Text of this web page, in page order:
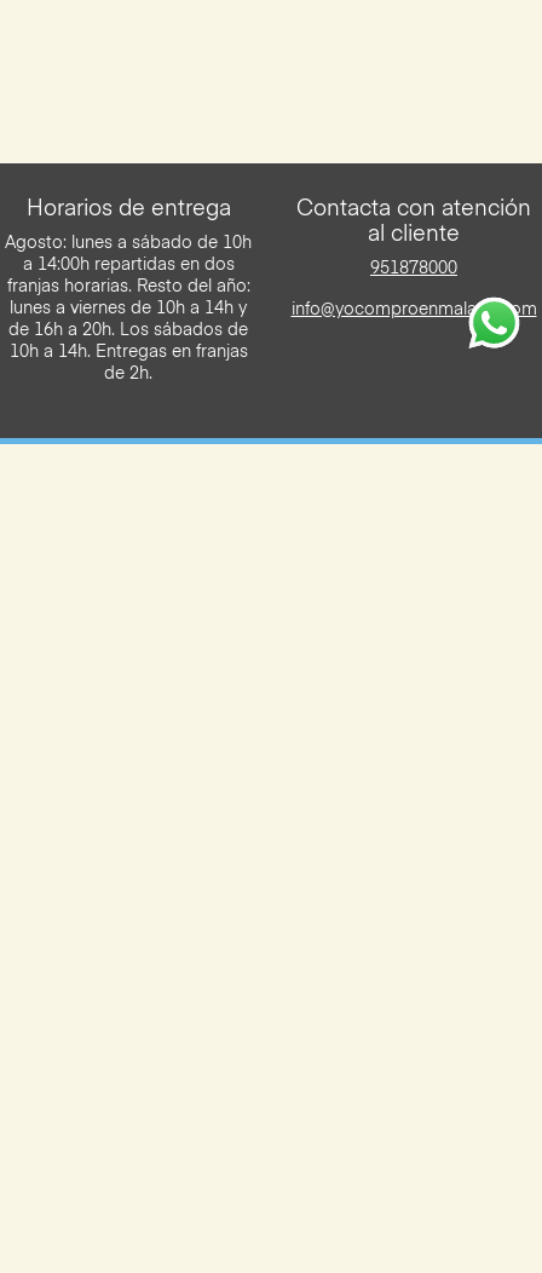
Horarios de entrega
Agosto: lunes a sábado de 10h
a 14:00h repartidas en dos
franjas horarias. Resto del año:
lunes a viernes de 10h a 14h y
de 16h a 20h. Los sábados de
10h a 14h. Entregas en franjas
de 2h.
Contacta con atención
al cliente
951878000
info@yocomproenmalaga.com